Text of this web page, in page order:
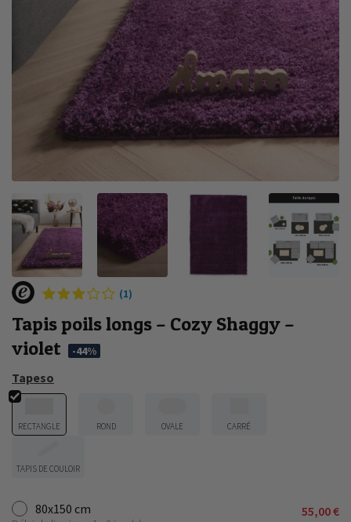
(1)
Tapis poils longs – Cozy Shaggy –
violet
-44%
Tapeso
RECTANGLE ROND OVALE CARRÉ
TAPIS DE COULOIR
80x150 cm 55,00€